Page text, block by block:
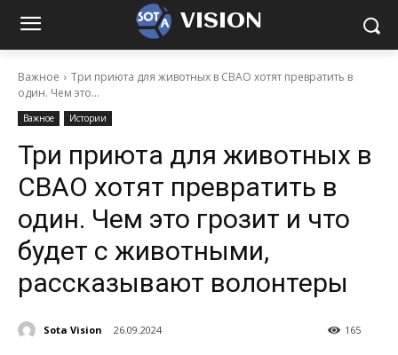
VISION
Важное
Три приюта для животных в СВАО хотят превратить в
один. Чем это...
Важное Истории
Три приюта для животных в
СВАО хотят превратить в
один. Чем это грозит и что
будет с животными,
рассказывают волонтеры
Sota Vision 26.09.2024 165